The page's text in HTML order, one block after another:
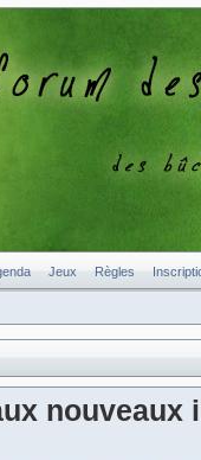
Jeux Règles
nouveaux